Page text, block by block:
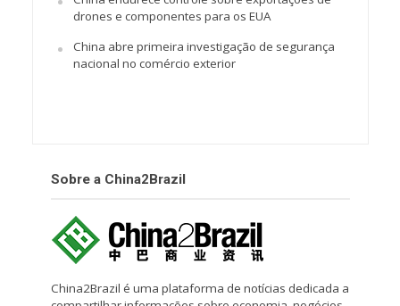
drones e componentes para os EUA
China abre primeira investigação de segurança
nacional no comércio exterior
Sobre a China2Brazil
China2Brazil é uma plataforma de notícias dedicada a